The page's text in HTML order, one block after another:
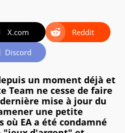
X.com
Reddit
Discord
un moment déjà et
Team ne cesse de faire
mise à jour du
une petite
EA a été condamné